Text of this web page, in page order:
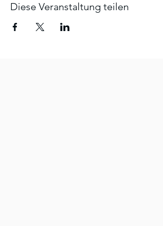
Diese Veranstaltung teilen